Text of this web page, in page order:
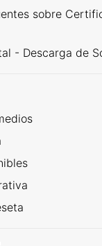
sobre
- Descarga de